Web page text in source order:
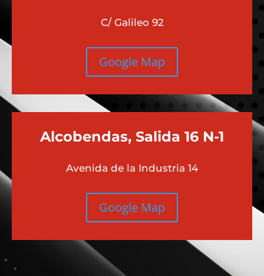
C/ Galileo 92
Google Map
Alcobendas, Salida 16 N-1
Avenida de la Industria 14
Google Map